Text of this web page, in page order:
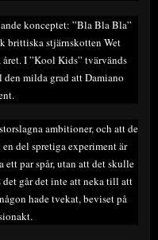
konceptet: ”Bla Bla Bla”
brittiska stjärnskotten Wet
året. I ”Kool Kids” tvärvänds
milda grad att Damiano
ambitioner, och att de
del spretiga experiment är
ett par spår, utan att det skulle
det går det inte att neka till att
hade tvekat, beviset på